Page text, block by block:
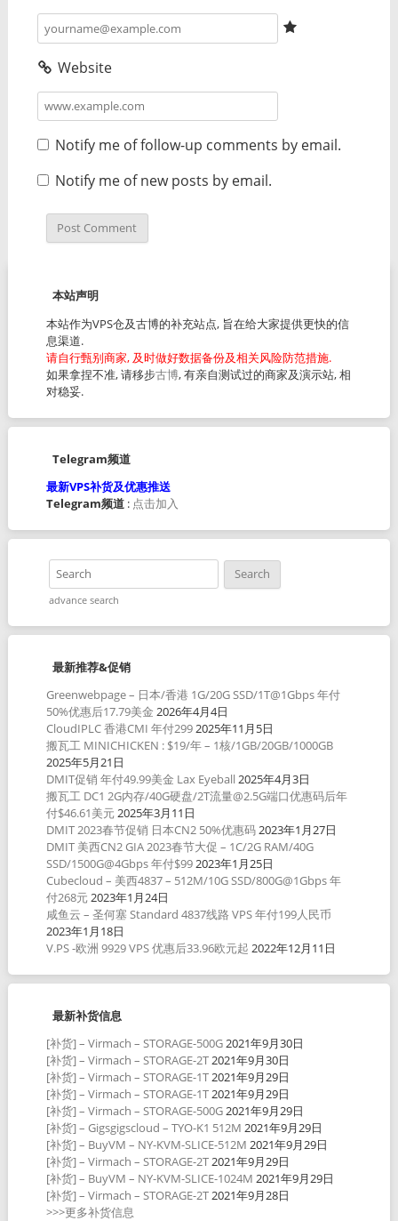
Website
Notify me of follow-up comments by email.
Notify me of new posts by email.
本站声明
本站作为VPS仓及古博的补充站点, 旨在给大家提供更快的信
息渠道.
请自行甄别商家, 及时做好数据备份及相关风险防范措施.
如果拿捏不准, 请移步古博, 有亲自测试过的商家及演示站, 相
对稳妥.
Telegram频道
最新VPS补货及优惠推送
Telegram频道: 点击加入
advance search
最新推荐&促销
Greenwebpage – 日本/香港 1G/20G SSD/1T@1Gbps 年付
50%优惠后17.79美金 2026年4月4日
CloudIPLC 香港CMI 年付2992025年11月5日
搬瓦工 MINICHICKEN : $19/年 – 1核/1GB/20GB/1000GB
2025年5月21日
DMIT促销 年付49.99美金 Lax Eyeball 2025年4月3日
搬瓦工 DC1 2G内存/40G硬盘/2T流量@2.5G端口优惠码后年
付$46.61美元2025年3月11日
DMIT 2023春节促销 日本CN2 50%优惠码2023年1月27日
DMIT 美西CN2 GIA 2023春节大促 – 1C/2G RAM/40G
SSD/1500G@4Gbps 年付$992023年1月25日
Cubecloud – 美西4837 – 512M/10G SSD/800G@1Gbps 年
付268元2023年1月24日
咸鱼云 – 圣何塞 Standard 4837线路 VPS 年付199人民币
2023年1月18日
V.PS -欧洲 9929 VPS 优惠后33.96欧元起 2022年12月11日
最新补货信息
[补货] – Virmach – STORAGE-500G2021年9月30日
[补货] – Virmach – STORAGE-2T2021年9月30日
[补货] – Virmach – STORAGE-1T2021年9月29日
[补货] – Virmach – STORAGE-1T2021年9月29日
[补货] – Virmach – STORAGE-500G2021年9月29日
[补货] – Gigsgigscloud – TYO-K1 512M 2021年9月29日
[补货] – BuyVM – NY-KVM-SLICE-512M 2021年9月29日
[补货] – Virmach – STORAGE-2T2021年9月29日
[补货] – BuyVM – NY-KVM-SLICE-1024M 2021年9月29日
[补货] – Virmach – STORAGE-2T2021年9月28日
>>>更多补货信息